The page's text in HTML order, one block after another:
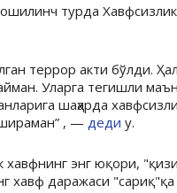
турда
террор акти бўлди.
Уларга тегишли
шаҳарда
, — деди у.
энг юқори,
хавф даражаси